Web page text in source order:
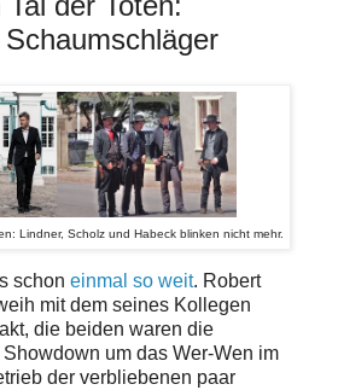
Lindner, Scholz und Habeck blinken nicht mehr.
schon einmal so weit. Robert
mit dem seines Kollegen
die beiden waren die
um das Wer-Wen im
der verbliebenen paar